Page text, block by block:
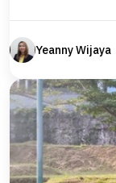
Yeanny Wijaya